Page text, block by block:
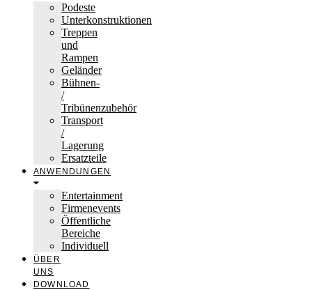
Podeste
Unterkonstruktionen
Treppen
und
Rampen
Geländer
Bühnen-
/
Tribünenzubehör
Transport
/
Lagerung
Ersatzteile
ANWENDUNGEN
Entertainment
Firmenevents
Öffentliche
Bereiche
Individuell
ÜBER
UNS
DOWNLOAD